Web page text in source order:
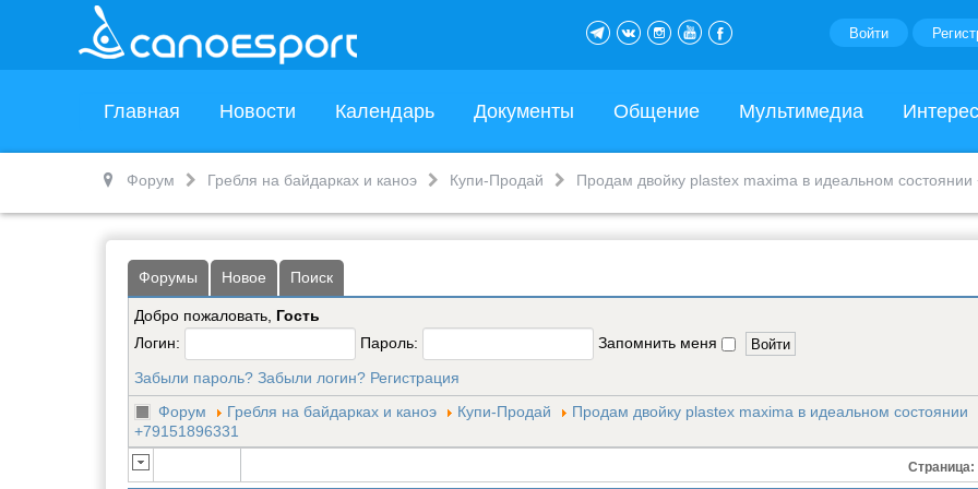
Войти
Главная Новости Календарь Документы Общение Мультимедиа
Форум Гребля на байдарках и каноэ Купи-Продай Продам двойку plastex maxima в идеальном состоянии
Форумы Новое Поиск
Добро пожаловать, Гость
Логин:
Пароль: Запомнить меня
Забыли пароль? Забыли логин? Регистрация
Форум
Гребля на байдарках и каноэ Купи-Продай
Продам двойку plastex maxima в идеальном состоянии
+79151896331
Страница: